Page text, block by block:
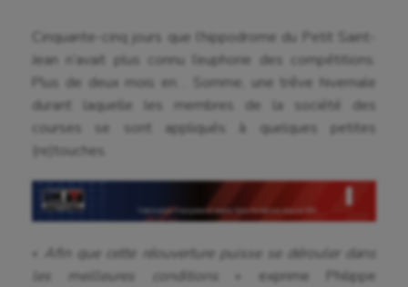
Cinquante-cinq jours que l’hippodrome du Petit Saint-
Jean n’avait plus connu l’euphorie des compétitions.
Plus de deux mois en… Somme, une trêve hivernale
durant laquelle les membres de la société des
courses se sont appliqués à quelques petites
(re)touches.
Afin que cette réouverture puisse se dérouler dans
les meilleures conditions » exprime Philippe